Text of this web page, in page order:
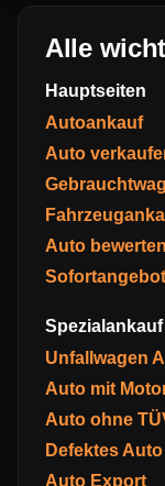
Alle
Hauptseiten
Autoankauf
Auto
Auto bewerten
Sofortangebot
Spezialankauf
Unfallwagen
Auto mit
Auto ohne
Defektes
Auto Export